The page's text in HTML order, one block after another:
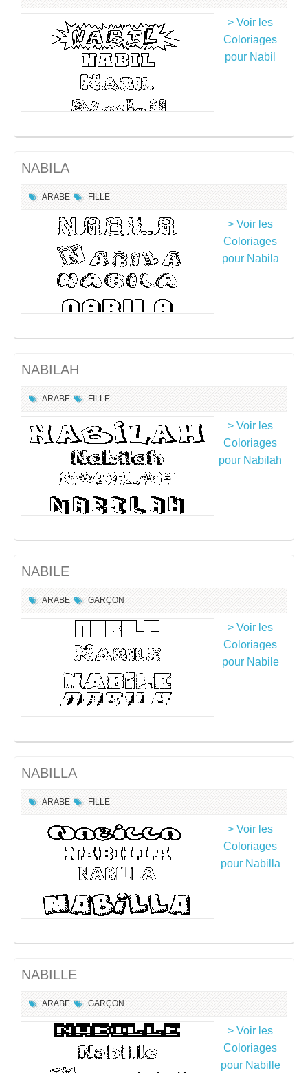
> Voir les
Coloriages
pour Nabil
NABILA
ARABE FILLE
> Voir les
Coloriages
pour Nabila
NABILAH
ARABE FILLE
> Voir les
Coloriages
pour Nabilah
NABILE
ARABE GARÇON
> Voir les
Coloriages
pour Nabile
NABILLA
ARABE FILLE
> Voir les
Coloriages
pour Nabilla
NABILLE
ARABE GARÇON
> Voir les
Coloriages
pour Nabille